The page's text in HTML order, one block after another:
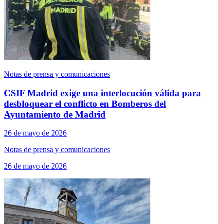
Notas de prensa y comunicaciones
CSIF Madrid exige una interlocución válida para
desbloquear el conflicto en Bomberos del
Ayuntamiento de Madrid
26 de mayo de 2026
Notas de prensa y comunicaciones
26 de mayo de 2026